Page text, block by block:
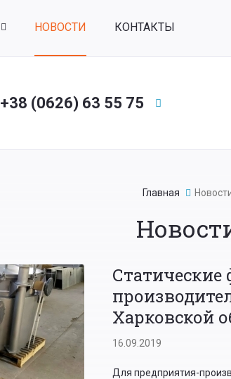
НОВОСТИ КОНТАКТЫ
+38 (0626) 63 55 75
Применить
Главная
Харковской
16.09.2019
Для предприятия-